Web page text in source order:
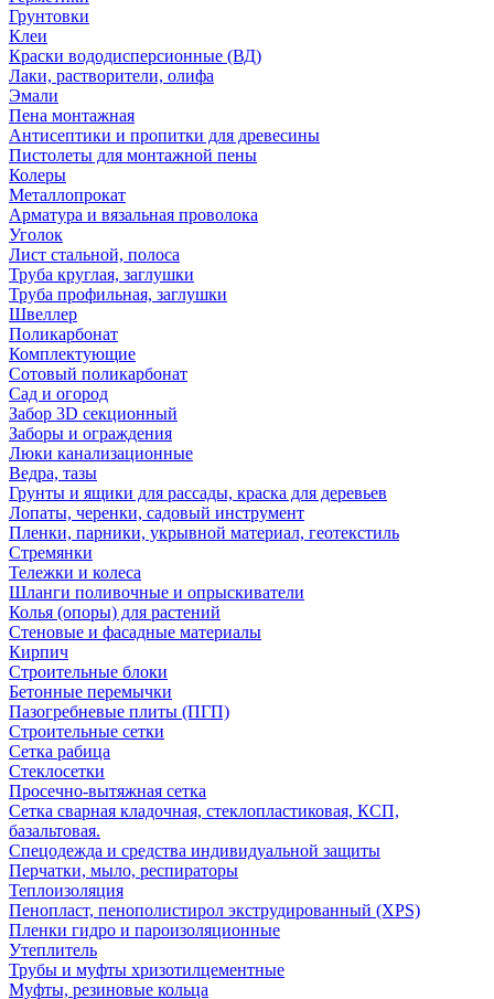
Грунтовки
Клеи
Краски вододисперсионные (ВД)
Лаки, растворители, олифа
Эмали
Пена монтажная
Антисептики и пропитки для древесины
Пистолеты для монтажной пены
Колеры
Металлопрокат
Арматура и вязальная проволока
Уголок
Лист стальной, полоса
Труба круглая, заглушки
Труба профильная, заглушки
Швеллер
Поликарбонат
Комплектующие
Сотовый поликарбонат
Сад и огород
Забор 3D секционный
Заборы и ограждения
Люки канализационные
Ведра, тазы
Грунты и ящики для рассады, краска для деревьев
Лопаты, черенки, садовый инструмент
Пленки, парники, укрывной материал, геотекстиль
Стремянки
Тележки и колеса
Шланги поливочные и опрыскиватели
Колья (опоры) для растений
Стеновые и фасадные материалы
Кирпич
Строительные блоки
Бетонные перемычки
Пазогребневые плиты (ПГП)
Строительные сетки
Сетка рабица
Стеклосетки
Просечно-вытяжная сетка
Сетка сварная кладочная, стеклопластиковая, КСП,
базальтовая.
Спецодежда и средства индивидуальной защиты
Перчатки, мыло, респираторы
Теплоизоляция
Пенопласт, пенополистирол экструдированный (XPS)
Пленки гидро и пароизоляционные
Утеплитель
Трубы и муфты хризотилцементные
Муфты, резиновые кольца